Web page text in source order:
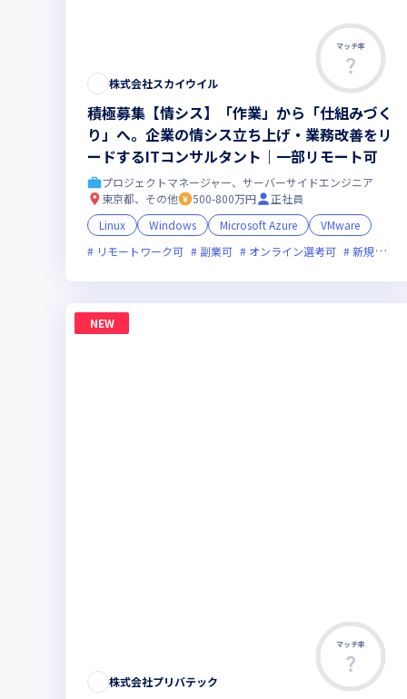
マッチ率
株式会社スカイウイル
積極募集【情シス】「作業」から「仕組みづく
り」へ。企業の情シス立ち上げ・業務改善をリ
ードするITコンサルタント｜一部リモート可
プロジェクトマネージャー、サーバーサイドエンジニア
東京都、その他
500-800万円
正社員
Linux
Windows Microsoft Azure
VMware
リモートワーク可
副業可 オンライン選考可 新規立ち上げ
NEW
マッチ率
株式会社プリバテック